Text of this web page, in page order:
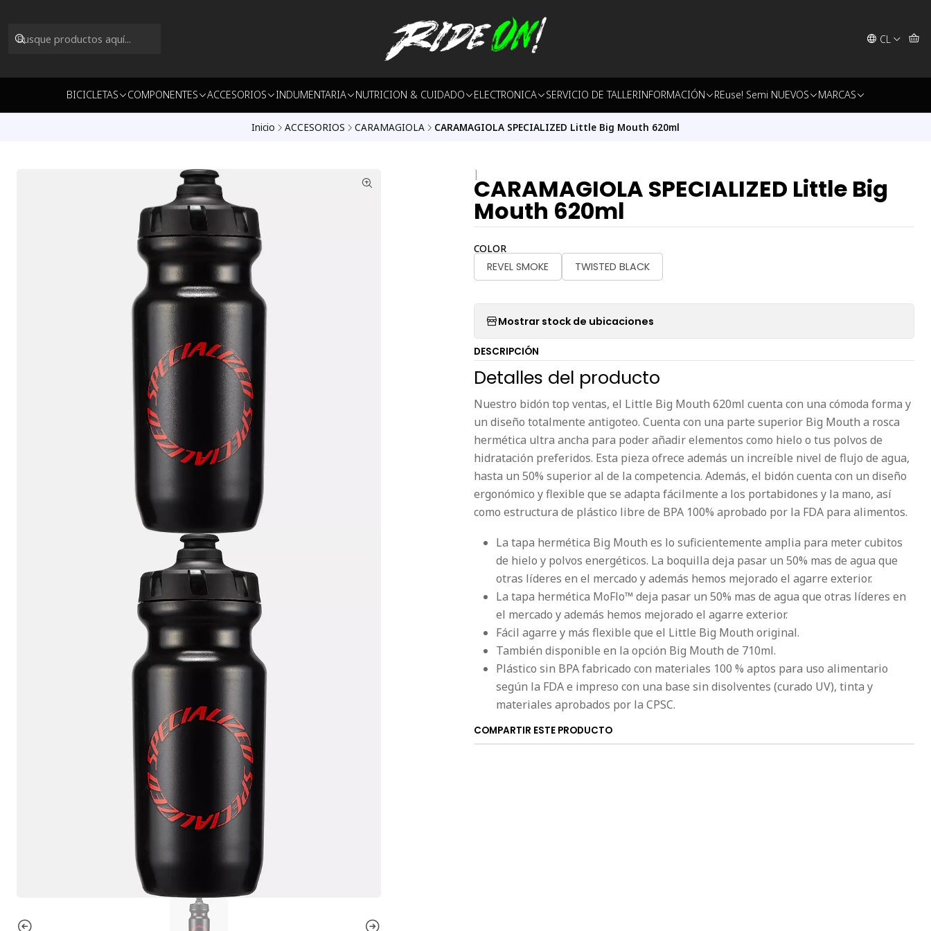
CL
BICICLETAS COMPONENTES ACCESORIOS INDUMENTARIA NUTRICION & CUIDADO ELECTRONICA SERVICIO DE TALLERINFORMACIÓN REuse! Semi NUEVOS MARCAS
Inicio ACCESORIOS CARAMAGIOLA CARAMAGIOLA SPECIALIZED Little Big Mouth 620ml
|
CARAMAGIOLA SPECIALIZED Little Big
Mouth 620ml
COLOR
REVEL SMOKE TWISTED BLACK
Mostrar stock de ubicaciones
DESCRIPCIÓN
Detalles del producto
Nuestro bidón top ventas, el Little Big Mouth 620ml cuenta con una cómoda forma y
un diseño totalmente antigoteo. Cuenta con una parte superior Big Mouth a rosca
hermética ultra ancha para poder añadir elementos como hielo o tus polvos de
hidratación preferidos. Esta pieza ofrece además un increíble nivel de flujo de agua,
hasta un 50% superior al de la competencia. Además, el bidón cuenta con un diseño
ergonómico y flexible que se adapta fácilmente a los portabidones y la mano, así
como estructura de plástico libre de BPA 100% aprobado por la FDA para alimentos.
La tapa hermética Big Mouth es lo suficientemente amplia para meter cubitos
de hielo y polvos energéticos. La boquilla deja pasar un 50% mas de agua que
otras líderes en el mercado y además hemos mejorado el agarre exterior.
La tapa hermética MoFlo™ deja pasar un 50% mas de agua que otras líderes en
el mercado y además hemos mejorado el agarre exterior.
Fácil agarre y más flexible que el Little Big Mouth original.
También disponible en la opción Big Mouth de 710ml.
Plástico sin BPA fabricado con materiales 100 % aptos para uso alimentario
según la FDA e impreso con una base sin disolventes (curado UV), tinta y
materiales aprobados por la CPSC.
COMPARTIR ESTE PRODUCTO